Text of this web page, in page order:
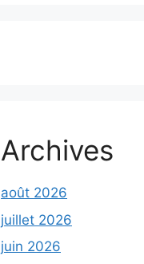
Archives
août 2026
juillet 2026
juin 2026